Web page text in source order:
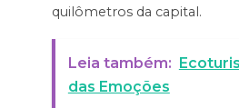
quilômetros da capital.
Leia também:
das Emoções